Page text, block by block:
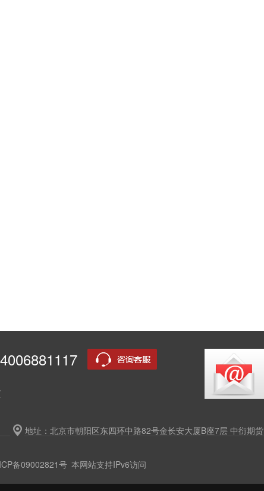
地址：北京市朝阳区东四环中路82号金长安大厦B座7层 中衍期货
备09002821号本网站支持IPv6访问